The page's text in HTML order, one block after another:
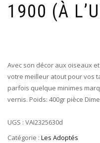
1900 (À
Avec son décor aux oiseaux
votre meilleur atout pour vos
parfois quelque minimes
vernis. Poids: 400gr pièce
UGS : VAI2325630d
Catégorie : Les Adoptés